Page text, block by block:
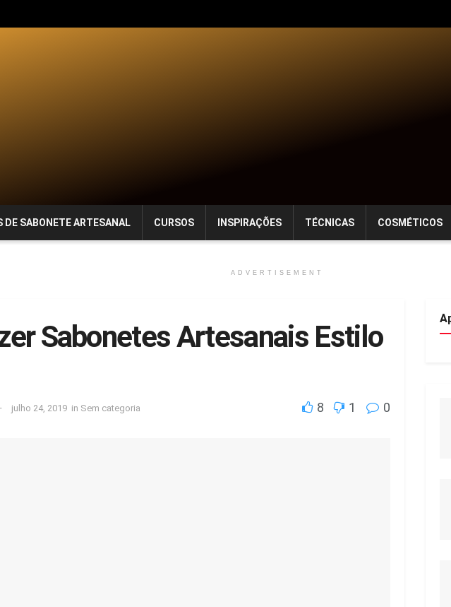
DE SABONETE ARTESANAL CURSOS INSPIRAÇÕES TÉCNICAS COSMÉTICOS
ADVERTISEMENT
Sabonetes Artesanais Estilo
julho 24, 2019 in Sem categoria 8 1 0